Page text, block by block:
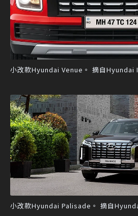
小改款Hyundai Venue。 摘自Hyundai
小改款Hyundai Palisade。 摘自